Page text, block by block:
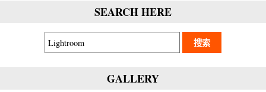
SEARCH HERE
GALLERY